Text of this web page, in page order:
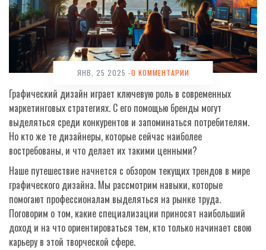
ЯНВ, 25 2025 -0 КОММЕНТАРИИ
Графический дизайн играет ключевую роль в современных
маркетинговых стратегиях. С его помощью бренды могут
выделяться среди конкурентов и запоминаться потребителям.
Но кто же те дизайнеры, которые сейчас наиболее
востребованы, и что делает их такими ценными?
Наше путешествие начнется с обзором текущих трендов в мире
графического дизайна. Мы рассмотрим навыки, которые
помогают профессионалам выделяться на рынке труда.
Поговорим о том, какие специализации приносят наибольший
доход и на что ориентироваться тем, кто только начинает свою
карьеру в этой творческой сфере.